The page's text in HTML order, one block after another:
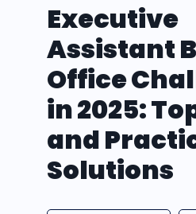
Executive
Assistant
Office
in 2025:
and
Solutions